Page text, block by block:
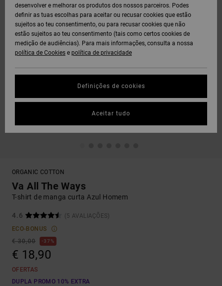
ORGANIC COTTON
Va All The Ways
T-shirt de manga curta Azul Homem
4.6
(5 AVALIAÇÕES)
ECO-BONUS
€ 30,00
37%
€ 18,90
OFERTAS
DUPLA PROMO 10% EXTRA
desenvolver e melhorar os produtos dos nossos parceiros. Podes
definir as tuas escolhas para aceitar ou recusar cookies que estão
sujeitos ao teu consentimento, ou para recusar cookies que não
estão sujeitos ao teu consentimento (tais como certos cookies de
medição de audiências). Para mais informações, consulta a nossa
política de Cookies e política de privacidade
Definições de cookies
Aceitar tudo